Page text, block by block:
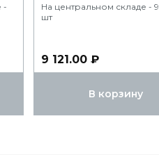
-
На центральном складе - 9
шт
9 121.00 ₽
В корзину